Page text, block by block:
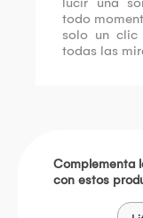
todo
solo un clic
todas las
Complementa
con estos